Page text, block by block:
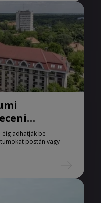
adhatják be
postán vagy